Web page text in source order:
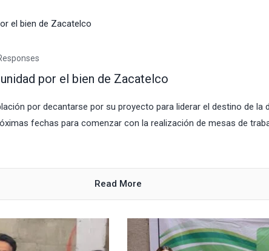
por el bien de Zacatelco
por decantarse por su proyecto para liderar el destino de la
fechas para comenzar con la realización de mesas de
Read More